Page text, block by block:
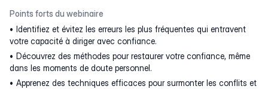
Points forts du webinaire
Identifiez et évitez les erreurs les plus fréquentes qui entravent
votre capacité à diriger avec confiance.
Découvrez des méthodes pour restaurer votre confiance, même
dans les moments de doute personnel.
Apprenez des techniques efficaces pour surmonter les conflits et